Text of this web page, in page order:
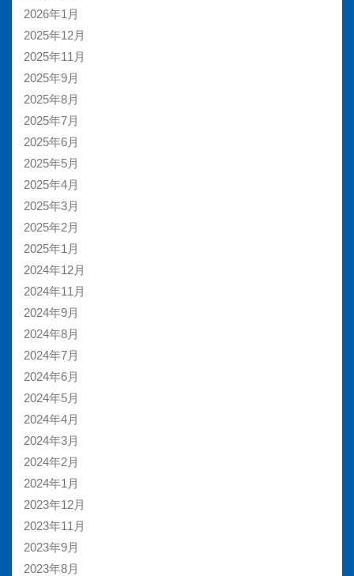
2026年1月
2025年12月
2025年11月
2025年9月
2025年8月
2025年7月
2025年6月
2025年5月
2025年4月
2025年3月
2025年2月
2025年1月
2024年12月
2024年11月
2024年9月
2024年8月
2024年7月
2024年6月
2024年5月
2024年4月
2024年3月
2024年2月
2024年1月
2023年12月
2023年11月
2023年9月
2023年8月